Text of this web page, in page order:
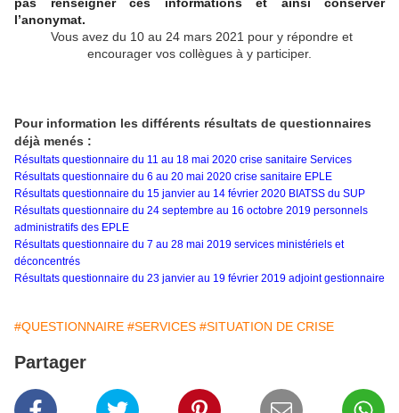
l’anonymat.
Vous avez du 10 au 24 mars 2021 pour y répondre et
encourager vos collègues à y participer.
Pour information les différents résultats de questionnaires
déjà menés :
Résultats questionnaire du 11 au 18 mai 2020 crise sanitaire Services
Résultats questionnaire du 6 au 20 mai 2020 crise sanitaire EPLE
Résultats questionnaire du 15 janvier au 14 février 2020 BIATSS du SUP
Résultats questionnaire du 24 septembre au 16 octobre 2019 personnels
administratifs des EPLE
Résultats questionnaire du 7 au 28 mai 2019 services ministériels et
déconcentrés
Résultats questionnaire du 23 janvier au 19 février 2019 adjoint gestionnaire
#QUESTIONNAIRE #SERVICES #SITUATION DE CRISE
Partager